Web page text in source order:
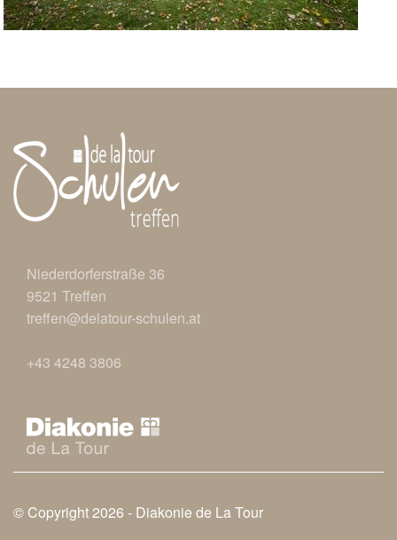
Niederdorferstraße 36
9521 Treffen
treffen@delatour-schulen.at
+43 4248 3806
© Copyright 2026 - Diakonie de La Tour